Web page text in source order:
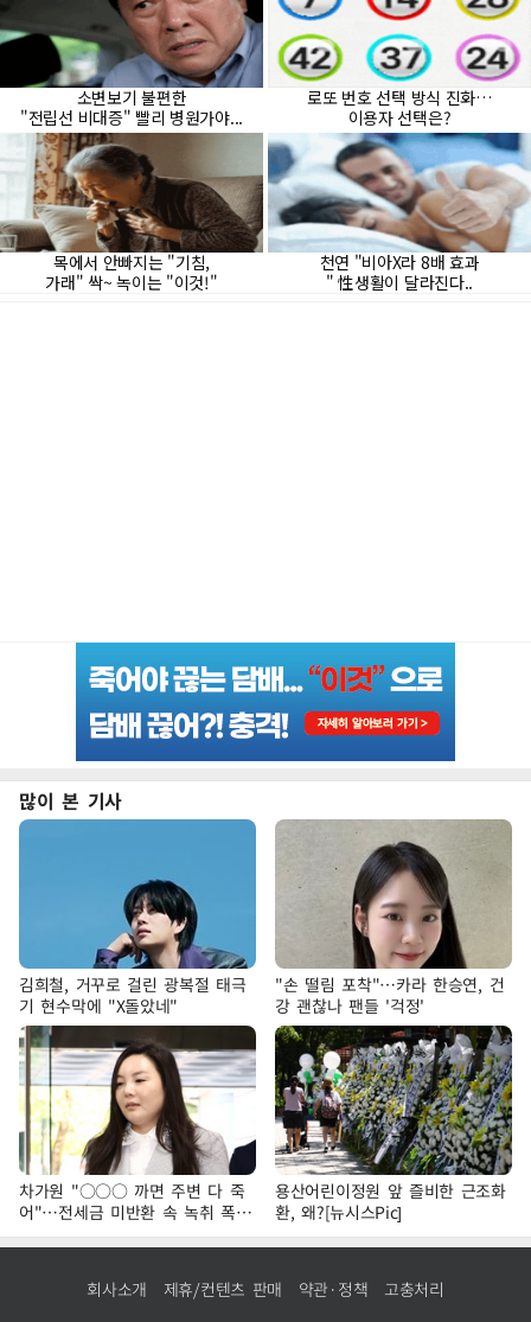
많이 본 기사
김희철, 거꾸로 걸린 광복절 태극
기 현수막에 "X돌았네"
"손 떨림 포착"…카라 한승연, 건
강 괜찮나 팬들 '걱정'
차가원 "○○○ 까면 주변 다 죽
어"…전세금 미반환 속 녹취 폭로
파장
용산어린이정원 앞 즐비한 근조화
환, 왜?[뉴시스Pic]
회사소개 제휴/컨텐츠 판매 약관·정책 고충처리